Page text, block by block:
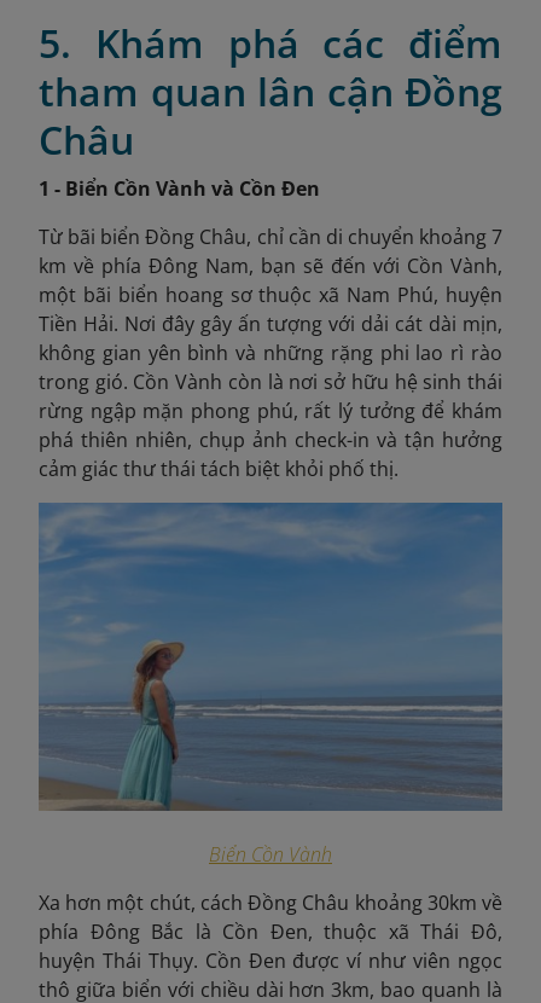
5. Khám phá các điểm
tham quan lân cận Đồng
Châu
1 - Biển Cồn Vành và Cồn Đen
Từ bãi biển Đồng Châu, chỉ cần di chuyển khoảng 7
km về phía Đông Nam, bạn sẽ đến với Cồn Vành,
một bãi biển hoang sơ thuộc xã Nam Phú, huyện
Tiền Hải. Nơi đây gây ấn tượng với dải cát dài mịn,
không gian yên bình và những rặng phi lao rì rào
trong gió. Cồn Vành còn là nơi sở hữu hệ sinh thái
rừng ngập mặn phong phú, rất lý tưởng để khám
phá thiên nhiên, chụp ảnh check-in và tận hưởng
cảm giác thư thái tách biệt khỏi phố thị.
Biển Cồn Vành
Xa hơn một chút, cách Đồng Châu khoảng 30km về
phía Đông Bắc là Cồn Đen, thuộc xã Thái Đô,
huyện Thái Thụy. Cồn Đen được ví như viên ngọc
thô giữa biển với chiều dài hơn 3km, bao quanh là